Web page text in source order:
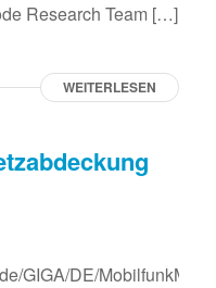
Research Team […]
WEITERLESEN
GIGA/DE/